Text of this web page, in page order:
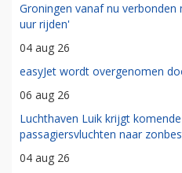
Groningen vanaf nu verbonden
uur rijden'
04 aug 26
easyJet wordt overgenomen
06 aug 26
Luchthaven Luik krijgt
passagiersvluchten naar
04 aug 26